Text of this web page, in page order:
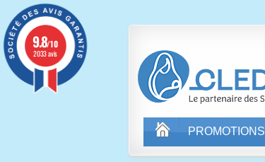
PROMOTIONS
9.8/10
2033 avis